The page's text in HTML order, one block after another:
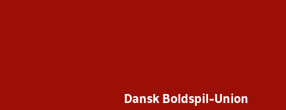
Dansk Boldspil-Union